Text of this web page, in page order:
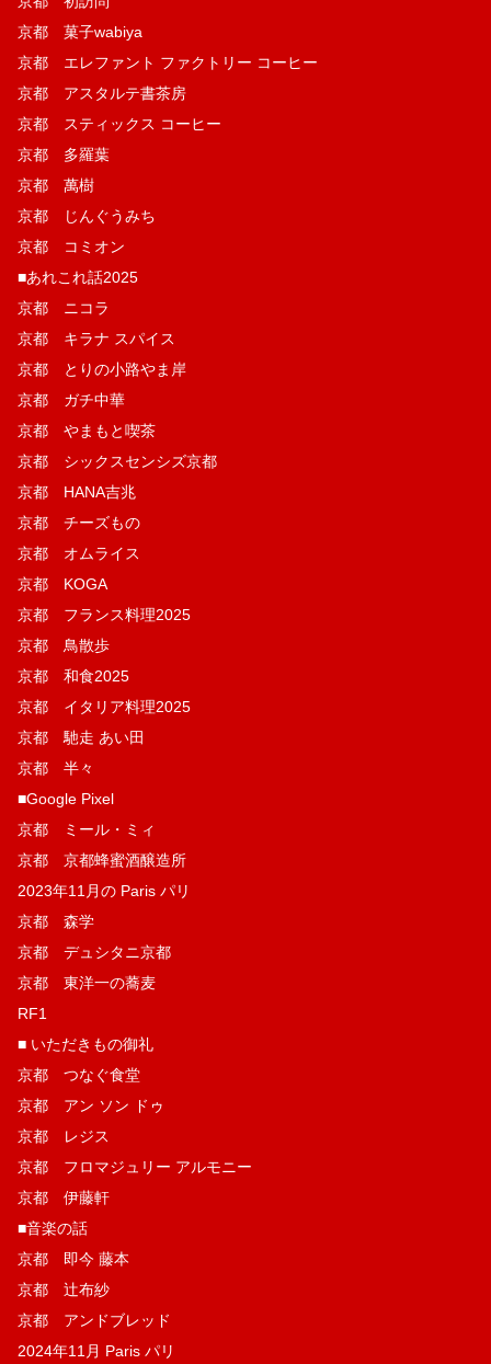
京都 菓子wabiya
京都 エレファント ファクトリー コーヒー
京都 アスタルテ書茶房
京都 スティックス コーヒー
京都 多羅葉
京都 萬樹
京都 じんぐうみち
京都 コミオン
■あれこれ話2025
京都 ニコラ
京都 キラナ スパイス
京都 とりの小路やま岸
京都 ガチ中華
京都 やまもと喫茶
京都 シックスセンシズ京都
京都 HANA吉兆
京都 チーズもの
京都 オムライス
京都 KOGA
京都 フランス料理2025
京都 鳥散歩
京都 和食2025
京都 イタリア料理2025
京都 馳走 あい田
京都 半々
■Google Pixel
京都 ミール・ミィ
京都 京都蜂蜜酒醸造所
2023年11月の Paris パリ
京都 森学
京都 デュシタニ京都
京都 東洋一の蕎麦
RF1
■ いただきもの御礼
京都 つなぐ食堂
京都 アン ソン ドゥ
京都 レジス
京都 フロマジュリー アルモニー
京都 伊藤軒
■音楽の話
京都 即今 藤本
京都 辻布紗
京都 アンドブレッド
2024年11月 Paris パリ